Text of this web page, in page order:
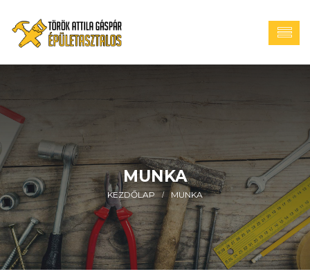
MUNKA
KEZDŐLAP MUNKA